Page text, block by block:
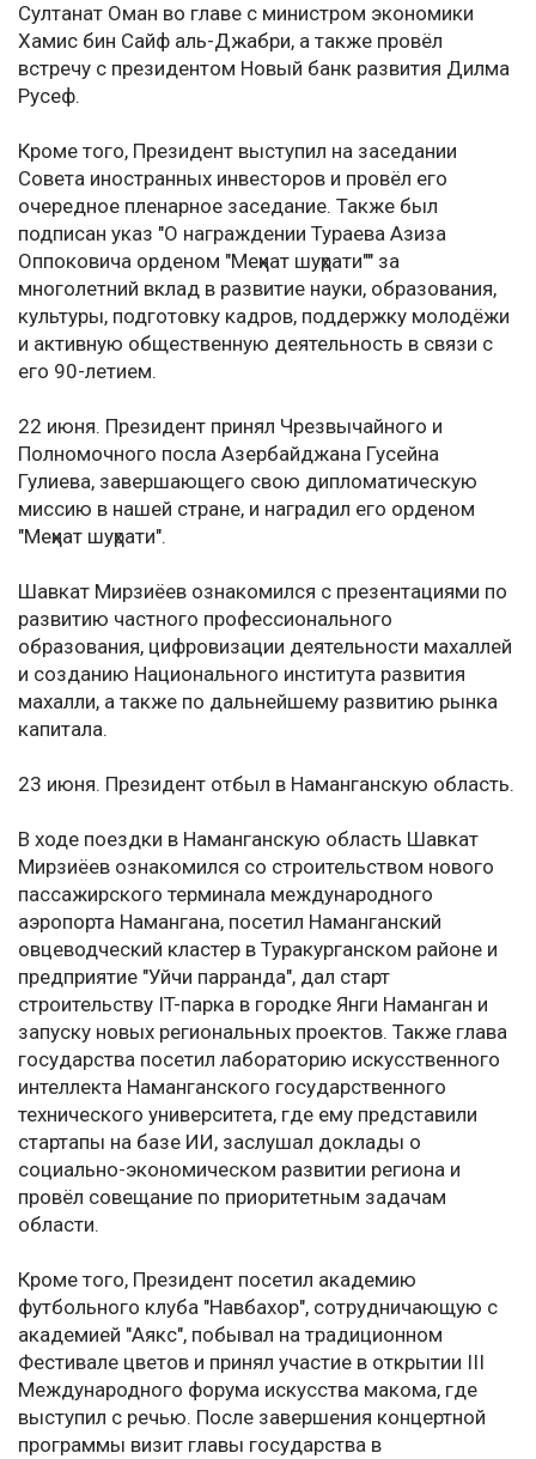
Султанат Оман во главе с министром экономики
Хамис бин Сайф аль-Джабри, а также провёл
встречу с президентом Новый банк развития Дилма
Русеф.
Кроме того, Президент выступил на заседании
Совета иностранных инвесторов и провёл его
очередное пленарное заседание. Также был
подписан указ "О награждении Тураева Азиза
Оппоковича орденом "Меҳнат шуҳрати"" за
многолетний вклад в развитие науки, образования,
культуры, подготовку кадров, поддержку молодёжи
и активную общественную деятельность в связи с
его 90-летием.
22 июня. Президент принял Чрезвычайного и
Полномочного посла Азербайджана Гусейна
Гулиева, завершающего свою дипломатическую
миссию в нашей стране, и наградил его орденом
"Меҳнат шуҳрати".
Шавкат Мирзиёев ознакомился с презентациями по
развитию частного профессионального
образования, цифровизации деятельности махаллей
и созданию Национального института развития
махалли, а также по дальнейшему развитию рынка
капитала.
23 июня. Президент отбыл в Наманганскую область.
В ходе поездки в Наманганскую область Шавкат
Мирзиёев ознакомился со строительством нового
пассажирского терминала международного
аэропорта Намангана, посетил Наманганский
овцеводческий кластер в Туракурганском районе и
предприятие "Уйчи парранда", дал старт
строительству IT-парка в городке Янги Наманган и
запуску новых региональных проектов. Также глава
государства посетил лабораторию искусственного
интеллекта Наманганского государственного
технического университета, где ему представили
стартапы на базе ИИ, заслушал доклады о
социально-экономическом развитии региона и
провёл совещание по приоритетным задачам
области.
Кроме того, Президент посетил академию
футбольного клуба "Навбахор", сотрудничающую с
академией "Аякс", побывал на традиционном
Фестивале цветов и принял участие в открытии III
Международного форума искусства макома, где
выступил с речью. После завершения концертной
программы визит главы государства в